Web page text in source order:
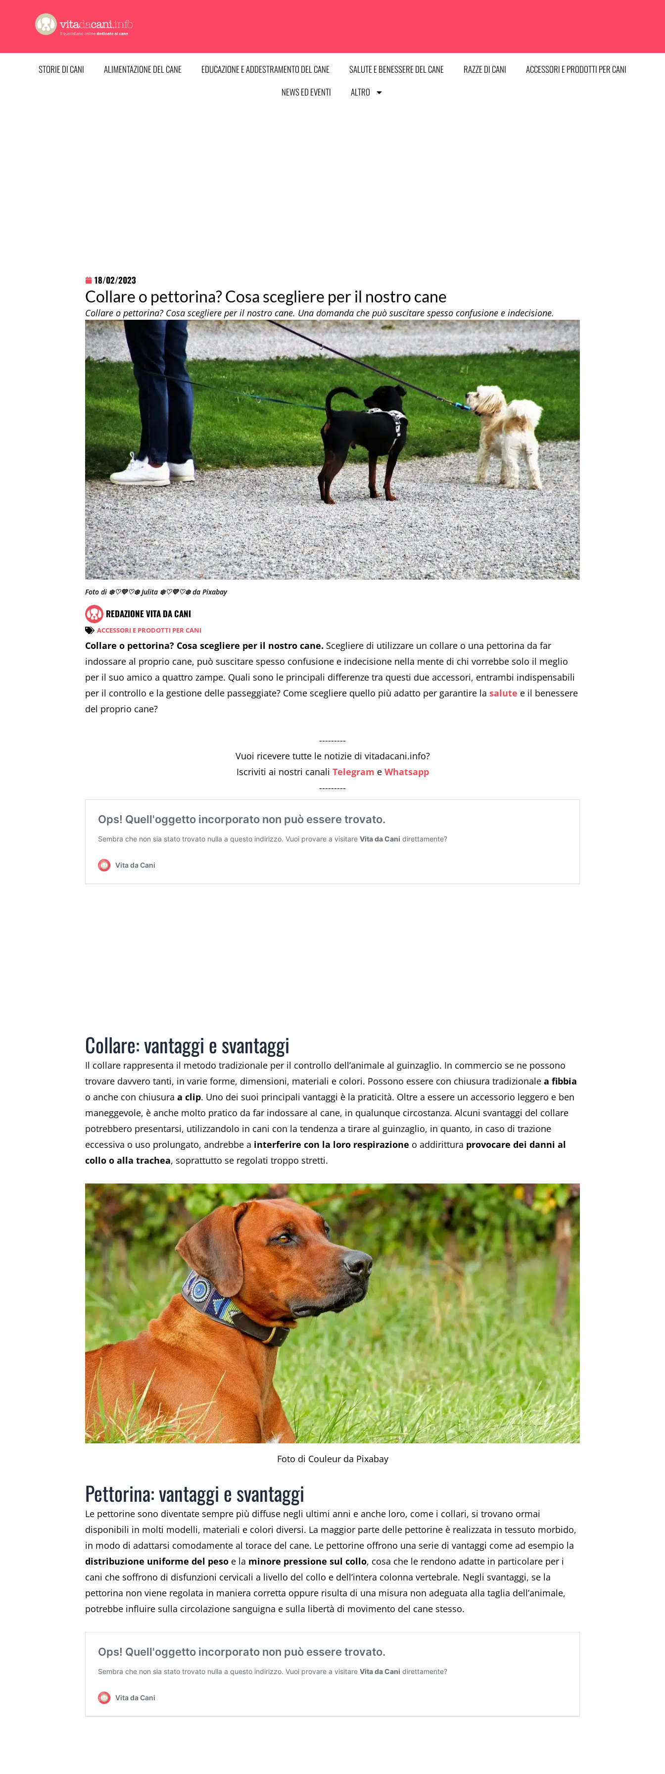
contenuto
STORIE DI CANI ALIMENTAZIONE DEL CANE EDUCAZIONE E ADDESTRAMENTO DEL CANE SALUTE E BENESSERE DEL CANE RAZZE DI CANI
ACCESSORI E PRODOTTI PER CANI
NEWS ED EVENTI
ALTRO
18/02/2023
Collare o pettorina? Cosa scegliere per il nostro cane
Collare o pettorina? Cosa scegliere per il nostro cane. Una domanda che può suscitare spesso confusione e indecisione.
Foto di ❄️♡💛♡❄️ Julita ❄️♡💛♡❄️ da Pixabay
REDAZIONE VITA DA CANI
ACCESSORI E PRODOTTI PER CANI
Collare o pettorina? Cosa scegliere per il nostro cane. Scegliere di utilizzare un collare o una pettorina da far
indossare al proprio cane, può suscitare spesso confusione e indecisione nella mente di chi vorrebbe solo il meglio
per il suo amico a quattro zampe. Quali sono le principali differenze tra questi due accessori, entrambi indispensabili
per il controllo e la gestione delle passeggiate? Come scegliere quello più adatto per garantire la salute e il benessere
del proprio cane?
---------
Vuoi ricevere tutte le notizie di vitadacani.info?
Iscriviti ai nostri canali Telegram e Whatsapp
---------
Collare: vantaggi e svantaggi
Il collare rappresenta il metodo tradizionale per il controllo dell’animale al guinzaglio. In commercio se ne possono
trovare davvero tanti, in varie forme, dimensioni, materiali e colori. Possono essere con chiusura tradizionale a fibbia
o anche con chiusura a clip. Uno dei suoi principali vantaggi è la praticità. Oltre a essere un accessorio leggero e ben
maneggevole, è anche molto pratico da far indossare al cane, in qualunque circostanza. Alcuni svantaggi del collare
potrebbero presentarsi, utilizzandolo in cani con la tendenza a tirare al guinzaglio, in quanto, in caso di trazione
eccessiva o uso prolungato, andrebbe a interferire con la loro respirazione o addirittura provocare dei danni al
collo o alla trachea, soprattutto se regolati troppo stretti.
Foto di Couleur da Pixabay
Pettorina: vantaggi e svantaggi
Le pettorine sono diventate sempre più diffuse negli ultimi anni e anche loro, come i collari, si trovano ormai
disponibili in molti modelli, materiali e colori diversi. La maggior parte delle pettorine è realizzata in tessuto morbido,
in modo di adattarsi comodamente al torace del cane. Le pettorine offrono una serie di vantaggi come ad esempio la
distribuzione uniforme del peso e la minore pressione sul collo, cosa che le rendono adatte in particolare per i
cani che soffrono di disfunzioni cervicali a livello del collo e dell’intera colonna vertebrale. Negli svantaggi, se la
pettorina non viene regolata in maniera corretta oppure risulta di una misura non adeguata alla taglia dell’animale,
potrebbe influire sulla circolazione sanguigna e sulla libertà di movimento del cane stesso.